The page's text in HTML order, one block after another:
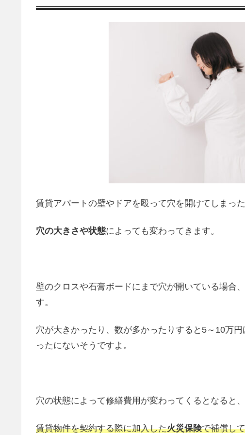
賃貸アパートの壁やドアを殴って穴を開けてしまった
穴の大きさや状態によっても変わってきます。
壁のクロスや石膏ボードにまで穴が開いている場合、
す。
穴が大きかったり、数が多かったりすると5～10万
ったにないそうですよ。
穴の状態によって修繕費用が変わってくるとなると
賃貸物件を契約する際に加入した火災保険で補償し